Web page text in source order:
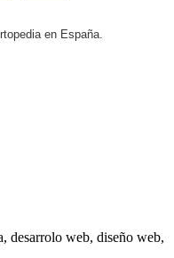
en España.
desarrolo web, diseño web,